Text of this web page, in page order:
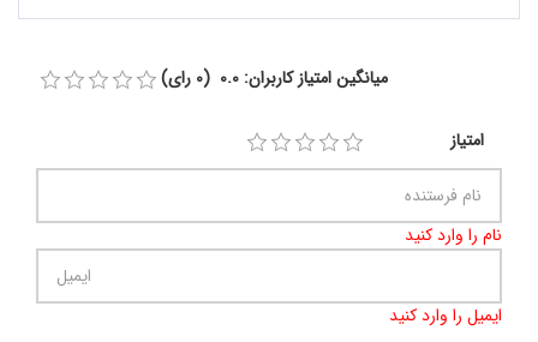
میانگین امتیاز کاربران: 0.0 (0 رای)
امتیاز
نام را وارد کنید
ایمیل را وارد کنید